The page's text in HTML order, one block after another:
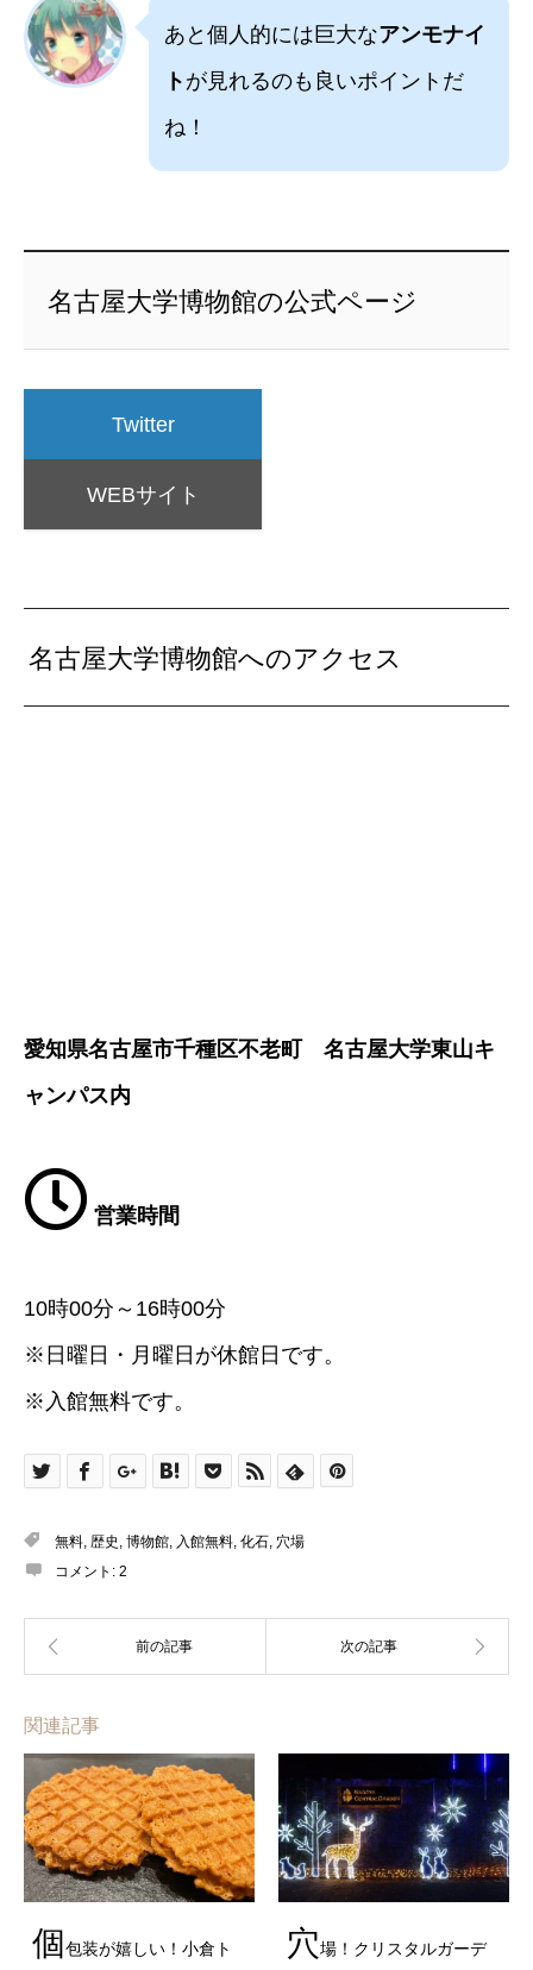
あと個人的には巨大なアンモナイ
ト が見れるのも良いポイントだ
ね！
名古屋大学博物館の公式ページ
Twitter
WEBサイト
名古屋大学博物館へのアクセス
愛知県名古屋市千種区不老町 名古屋大学東山キ
ャンパス内
営業時間
10時00分～16時00分
※日曜日・月曜日が休館日です。
※入館無料です。
無料, 歴史 , 博物館, 入館無料, 化石, 穴場
コメント: 2
関連記事
個包装が嬉しい！小倉ト
穴場！クリスタルガーデ